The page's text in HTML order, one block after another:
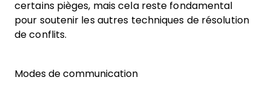
certains pièges, mais cela reste fondamental
pour soutenir les autres techniques de résolution
de conflits.
Modes de communication